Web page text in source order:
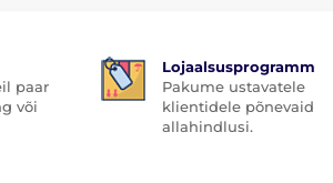
paar
või
Lojaalsusprogramm
Pakume ustavatele
klientidele põnevaid
allahindlusi.